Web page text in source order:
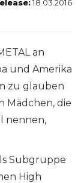
18.03.2016
an
und Amerika
zu glauben
Mädchen, die
nennen,
Subgruppe
High